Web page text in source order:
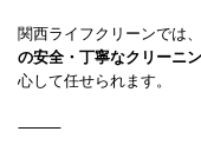
関西ライフクリーンでは
の安全・丁寧なクリーニ
心して任せられます。
⸻